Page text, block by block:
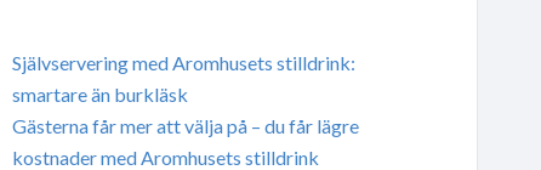
Självservering med Aromhusets stilldrink:
smartare än burkläsk
Gästerna får mer att välja på – du får lägre
kostnader med Aromhusets stilldrink